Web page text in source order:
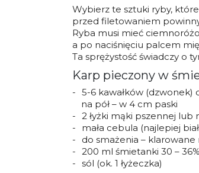
Wybierz te sztuki ryby,
przed filetowaniem powinny
Ryba musi mieć
a po naciśnięciu palcem
Ta sprężystość świadczy o
Karp pieczony w
5-6 kawałków (dzwonek)
na pół – w 4 cm paski
2 łyżki mąki pszennej
mała cebula (najlepiej
do smażenia – klarowane
200 ml śmietanki 30 – 36%
sól (ok. 1 łyżeczka)